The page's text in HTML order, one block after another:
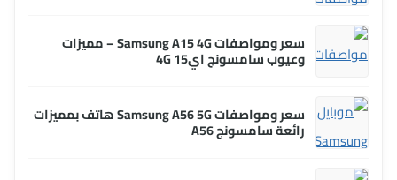
سعر ومواصفات Samsung A15 4G – مميزات
وعيوب سامسونج اي15 4G
سعر ومواصفات Samsung A56 5G هاتف بمميزات
رائعة سامسونج A56